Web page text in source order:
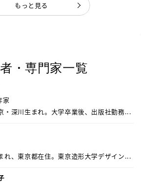
もっと見る
・専門家一覧
家
・深川生まれ。大学卒業後、出版社勤務...
れ、東京都在住。東京造形大学デザイン...